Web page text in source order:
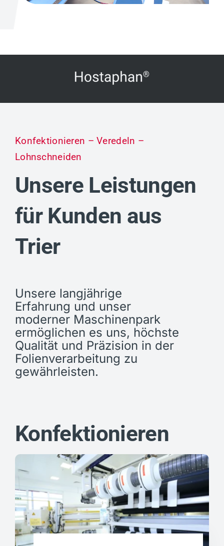
Konfektionieren – Veredeln –
Lohnschneiden
Unsere Leistungen
für Kunden aus
Trier
Unsere langjährige
Erfahrung und unser
moderner Maschinenpark
ermöglichen es uns, höchste
Qualität und Präzision in der
Folienverarbeitung zu
gewährleisten.
Konfektionieren